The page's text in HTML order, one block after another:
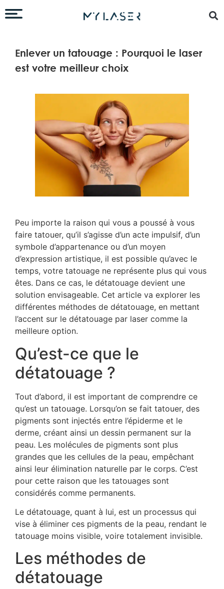
Enlever un tatouage : Pourquoi le laser
est votre meilleur choix
Peu importe la raison qui vous a poussé à vous
faire tatouer, qu’il s’agisse d’un acte impulsif, d’un
symbole d’appartenance ou d’un moyen
d’expression artistique, il est possible qu’avec le
temps, votre tatouage ne représente plus qui vous
êtes. Dans ce cas, le détatouage devient une
solution envisageable. Cet article va explorer les
différentes méthodes de détatouage, en mettant
l’accent sur le détatouage par laser comme la
meilleure option.
Qu’est-ce que le
détatouage ?
Tout d’abord, il est important de comprendre ce
qu’est un tatouage. Lorsqu’on se fait tatouer, des
pigments sont injectés entre l’épiderme et le
derme, créant ainsi un dessin permanent sur la
peau. Les molécules de pigments sont plus
grandes que les cellules de la peau, empêchant
ainsi leur élimination naturelle par le corps. C’est
pour cette raison que les tatouages sont
considérés comme permanents.
Le détatouage, quant à lui, est un processus qui
vise à éliminer ces pigments de la peau, rendant le
tatouage moins visible, voire totalement invisible.
Les méthodes de
détatouage